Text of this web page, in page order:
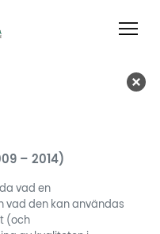
– 2014)
vad en
vad den kan användas
(och